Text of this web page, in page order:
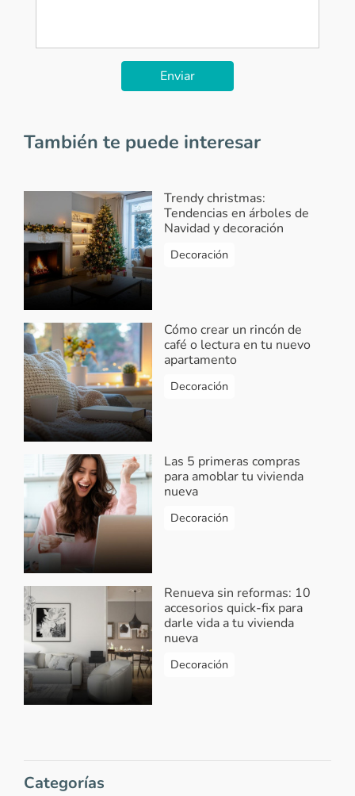
Enviar
También te puede interesar
Trendy christmas:
Tendencias en árboles de
Navidad y decoración
Decoración
Cómo crear un rincón de
café o lectura en tu nuevo
apartamento
Decoración
Las 5 primeras compras
para amoblar tu vivienda
nueva
Decoración
Renueva sin reformas: 10
accesorios quick-fix para
darle vida a tu vivienda
nueva
Decoración
Categorías